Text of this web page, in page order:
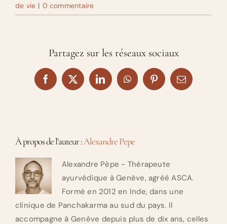
de vie | 0 commentaire
Partagez sur les réseaux sociaux
Facebook
X LinkedInWhatsAppPinterestEmail
À propos de l'auteur :Alexandre Pepe
Alexandre Pèpe - Thérapeute
ayurvédique à Genève, agréé ASCA.
Formé en 2012 en Inde, dans une
clinique de Panchakarma au sud du pays. Il
accompagne à Genève depuis plus de dix ans, celles